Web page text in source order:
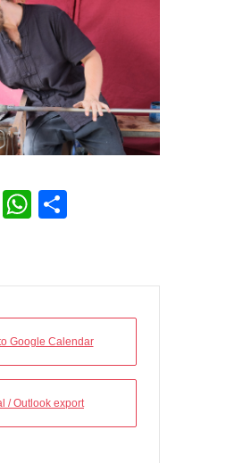
EmailWhatsApp
Google Calendar
/ Outlook export